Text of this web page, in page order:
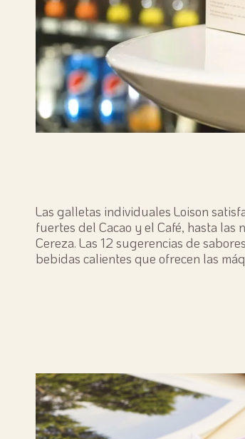
Las galletas individuales Loison
fuertes del Cacao y el Café, hasta las
Cereza. Las 12 sugerencias de
bebidas calientes que ofrecen las